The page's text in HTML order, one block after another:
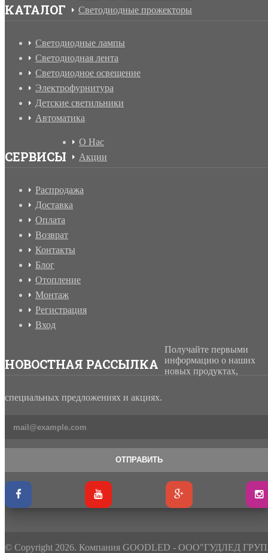
КАТАЛОГ
Светодиодные прожекторы
Светодиодные лампы
Светодиодная лента
Светодиодное освещение
Электрофурнитура
Детские светильники
Автоматика
СЕРВИСЫ
О Нас
Акции
Распродажа
Доставка
Оплата
Возврат
Контакты
Блог
Отопление
Монтаж
Регистрация
Вход
НОВОСТНАЯ РАССЫЛКА
Получайте первыми
информацию о наших
новых продуктах,
специальных предложениях и акциях.
ОТПРАВИТЬ
© Copyright 2026. Компания GOODLED - ООО"ГУДЛЕД